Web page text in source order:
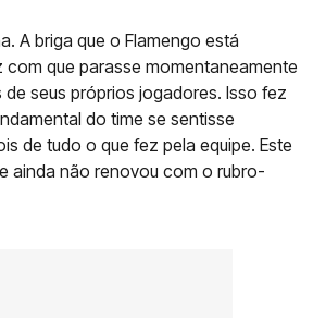
A briga que o Flamengo está
que parasse momentaneamente
seus próprios jogadores. Isso fez
do time se sentisse
de tudo o que fez pela equipe. Este
ainda não renovou com o rubro-